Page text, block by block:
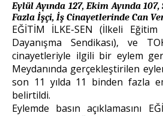
Eylül Ayında 127, Ekim Ayında 107,
Fazla İşçi, İş Cinayetlerinde Can
EĞİTİM İLKE-SEN (İlkeli Eğitim
Dayanışma Sendikası), ve
cinayetleriyle ilgili bir eylem
Meydanında gerçekleştirilen
son 11 yılda 11 binden fazla
belirtildi.
Eylemde basın açıklamasını